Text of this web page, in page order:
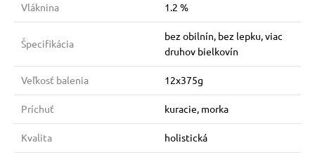
Vláknina 1.2 %
Špecifikácia
bez obilnín, bez lepku, viac
druhov bielkovín
Veľkosť balenia 12x375g
Príchuť kuracie, morka
Kvalita holistická